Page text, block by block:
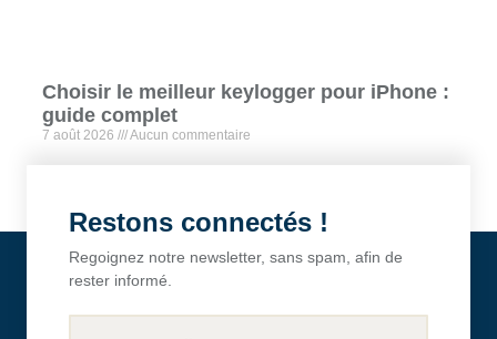
Choisir le meilleur keylogger pour iPhone :
guide complet
7 août 2026 Aucun commentaire
Restons connectés !
Regoignez notre newsletter, sans spam, afin de
rester informé.